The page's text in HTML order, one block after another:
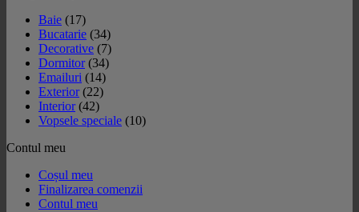
Baie (17)
Bucatarie (34)
Decorative (7)
Dormitor (34)
Emailuri (14)
Exterior (22)
Interior (42)
Vopsele speciale (10)
Contul meu
Coșul meu
Finalizarea comenzii
Contul meu